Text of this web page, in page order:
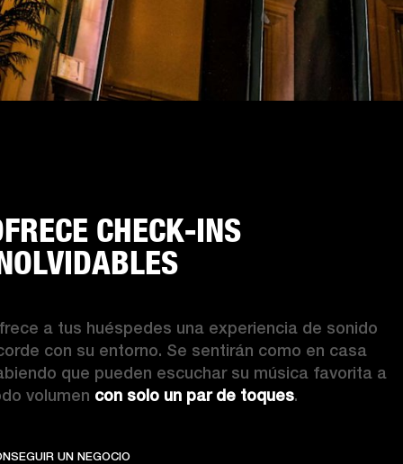
CHECK-INS
a tus huéspedes una experiencia de sonido
con su entorno. Se sentirán como en casa
que pueden escuchar su música favorita a
volumen con solo un par de toques.
UN NEGOCIOCONSEGUIR UN NEGOCIO